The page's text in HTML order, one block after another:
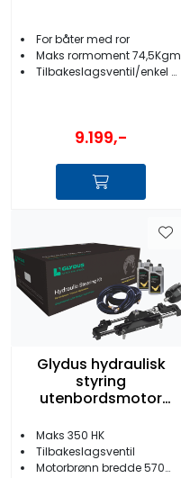
For båter med ror
Maks rormoment 74,5Kgm
Tilbakeslagsventil/enkel montering
9.199,-
Glydus hydraulisk
styring
utenbordsmotor
Maks 350 HK
Tilbakeslagsventil
Motorbrønn bredde 570mm